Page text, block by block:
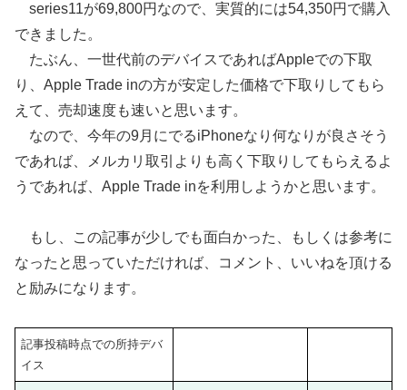
series11が69,800円なので、実質的には54,350円で購入
できました。
たぶん、一世代前のデバイスであればAppleでの下取
り、Apple Trade inの方が安定した価格で下取りしてもら
えて、売却速度も速いと思います。
なので、今年の9月にでるiPhoneなり何なりが良さそう
であれば、メルカリ取引よりも高く下取りしてもらえるよ
うであれば、Apple Trade inを利用しようかと思います。
もし、この記事が少しでも面白かった、もしくは参考に
なったと思っていただければ、コメント、いいねを頂ける
と励みになります。
記事投稿時点での所持デバ
イス